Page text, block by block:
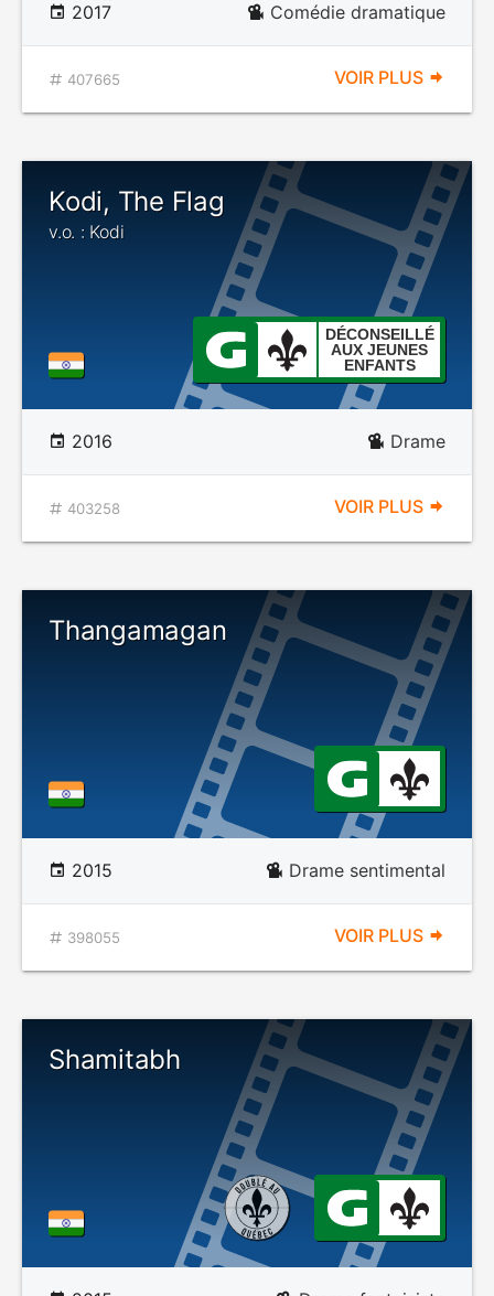
2017 Comédie dramatique
407665 VOIR PLUS
Kodi, The Flag
v.o. : Kodi
DÉCONSEILLÉ
AUX JEUNES
ENFANTS
2016 Drame
403258 VOIR PLUS
Thangamagan
2015 Drame sentimental
398055 VOIR PLUS
Shamitabh